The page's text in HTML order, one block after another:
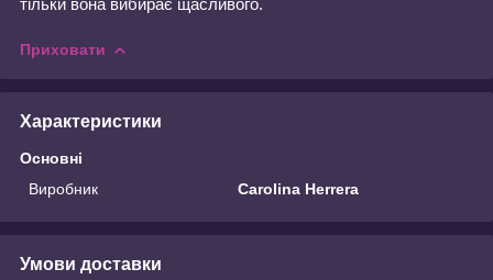
Приховати
Характеристики
Основні
Виробник
Carolina Herrera
Умови доставки